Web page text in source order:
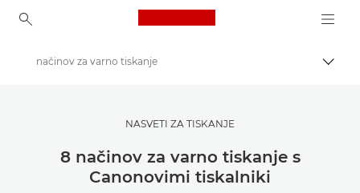
Canon Logo, back to
Poiščite navdih | Nasveti in nakupovalni vodniki za fotografiranje in tiskanje
Namigi in tehnike za fotografiranje in tiskanje
načinov za varno tiskanje
NASVETI ZA TISKANJE
8 načinov za varno tiskanje s
Canonovimi tiskalniki